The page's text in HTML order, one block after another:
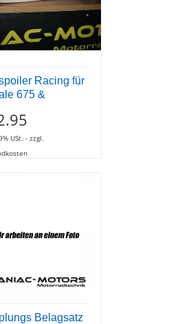
Racing für
675 &
USt. - zzgl.
Belagsatz